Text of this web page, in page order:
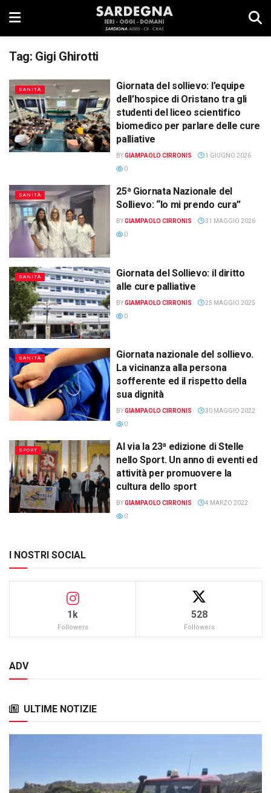
Tag: Gigi Ghirotti
SANITÀ
Giornata del sollievo: l’equipe
dell’hospice di Oristano tra gli
studenti del liceo scientifico
biomedico per parlare delle cure
palliative
BYGIAMPAOLO CIRRONIS
1 GIUGNO 2026
0
SANITÀ
25ª Giornata Nazionale del
Sollievo: “Io mi prendo cura”
BYGIAMPAOLO CIRRONIS
31 MAGGIO 2026
0
SANITÀ
Giornata del Sollievo: il diritto
alle cure palliative
BYGIAMPAOLO CIRRONIS
25 MAGGIO 2025
0
SANITÀ
Giornata nazionale del sollievo.
La vicinanza alla persona
sofferente ed il rispetto della
sua dignità
BYGIAMPAOLO CIRRONIS
30 MAGGIO 2022
0
SPORT
Al via la 23ª edizione di Stelle
nello Sport. Un anno di eventi ed
attività per promuovere la
cultura dello sport
BYGIAMPAOLO CIRRONIS
4 MARZO 2022
0
I NOSTRI SOCIAL
1k
Followers
528
Followers
ADV
ULTIME NOTIZIE